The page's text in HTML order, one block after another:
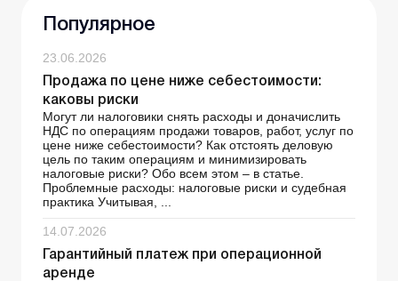
Популярное
23.06.2026
Продажа по цене ниже себестоимости:
каковы риски
Могут ли налоговики снять расходы и доначислить
НДС по операциям продажи товаров, работ, услуг по
цене ниже себестоимости? Как отстоять деловую
цель по таким операциям и минимизировать
налоговые риски? Обо всем этом – в статье.
Проблемные расходы: налоговые риски и судебная
практика Учитывая, ...
14.07.2026
Гарантийный платеж при операционной
аренде